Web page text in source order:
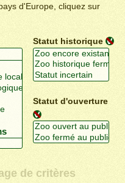
d'Europe, cliquez sur
Statut historique
Statut d'ouverture
de critères